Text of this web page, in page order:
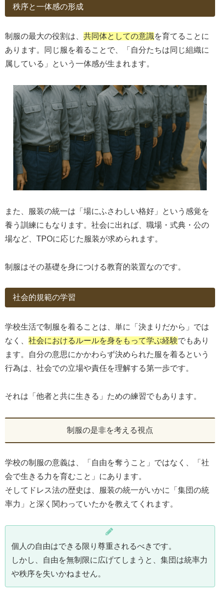
秩序と一体感の形成
制服の最大の役割は、 共同体としての意識を育てることに
あります。同じ服を着ることで、「自分たちは同じ組織に
属している」という一体感が生まれます。
また、服装の統一は「場にふさわしい格好」という感覚を
養う訓練にもなります。社会に出れば、職場・式典・公の
場など、TPOに応じた服装が求められます。
制服はその基礎を身につける教育的装置なのです。
社会的規範の学習
学校生活で制服を着ることは、単に「決まりだから」では
なく、 社会におけるルールを身をもって学ぶ経験でもあり
ます。自分の意思にかかわらず決められた服を着るという
行為は、社会での立場や責任を理解する第一歩です。
それは「他者と共に生きる」ための練習でもあります。
制服の是非を考える視点
学校の制服の意義は、「自由を奪うこと」ではなく、「社
会で生きる力を育むこと」にあります。
そしてドレス法の歴史は、服装の統一がいかに「集団の統
率力」と深く関わっていたかを教えてくれます。
個人の自由はできる限り尊重されるべきです。
しかし、自由を無制限に広げてしまうと、集団は統率力
や秩序を失いかねません。